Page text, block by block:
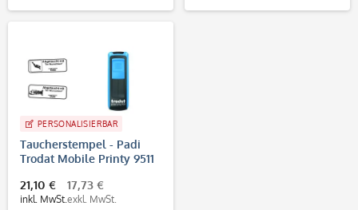
PERSONALISIERBAR
Taucherstempel - Padi
Trodat Mobile Printy 9511
21,10 €
inkl. MwSt.
17,73 €
exkl. MwSt.